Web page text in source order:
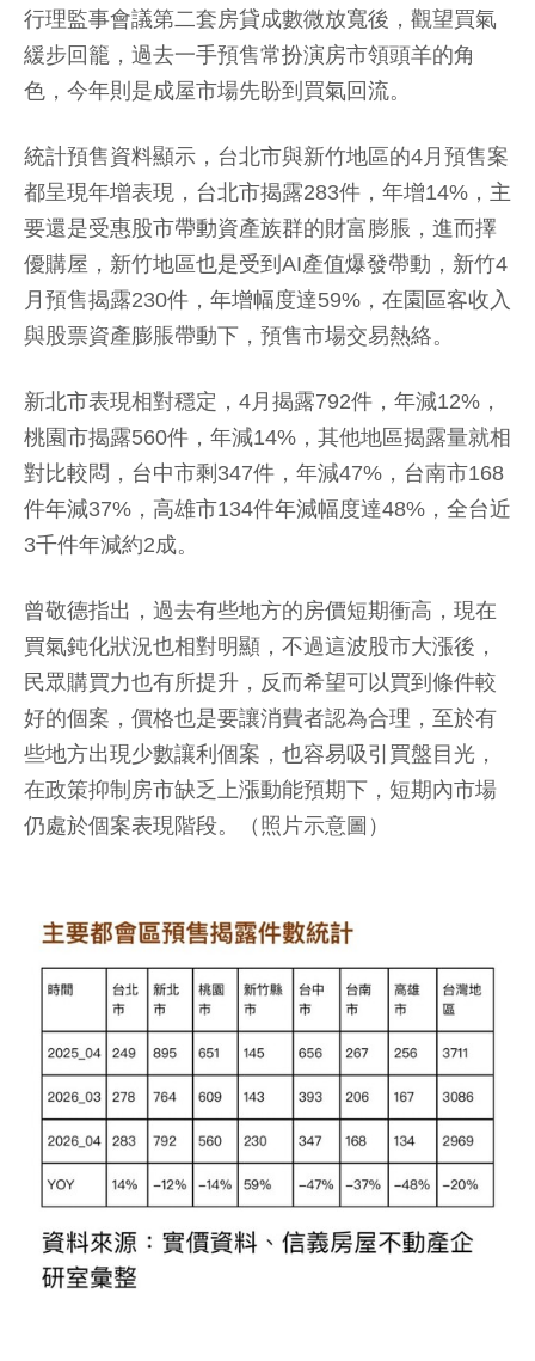
行理監事會議第二套房貸成數微放寬後，觀望買氣
緩步回籠，過去一手預售常扮演房市領頭羊的角
色，今年則是成屋市場先盼到買氣回流。
統計預售資料顯示，台北市與新竹地區的4月預售案
都呈現年增表現，台北市揭露283件，年增14%，主
要還是受惠股市帶動資產族群的財富膨脹，進而擇
優購屋，新竹地區也是受到AI產值爆發帶動，新竹4
月預售揭露230件，年增幅度達59%，在園區客收入
與股票資產膨脹帶動下，預售市場交易熱絡。
新北市表現相對穩定，4月揭露792件，年減12%，
桃園市揭露560件，年減14%，其他地區揭露量就相
對比較悶，台中市剩347件，年減47%，台南市168
件年減37%，高雄市134件年減幅度達48%，全台近
3千件年減約2成。
曾敬德指出，過去有些地方的房價短期衝高，現在
買氣鈍化狀況也相對明顯，不過這波股市大漲後，
民眾購買力也有所提升，反而希望可以買到條件較
好的個案，價格也是要讓消費者認為合理，至於有
些地方出現少數讓利個案，也容易吸引買盤目光，
在政策抑制房市缺乏上漲動能預期下，短期內市場
仍處於個案表現階段。（照片示意圖）